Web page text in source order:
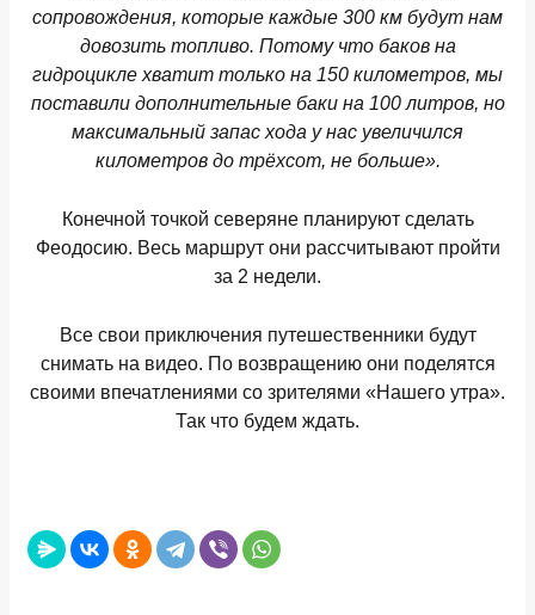
сопровождения, которые каждые 300 км будут нам
довозить топливо. Потому что баков на
гидроцикле хватит только на 150 километров, мы
поставили дополнительные баки на 100 литров, но
максимальный запас хода у нас увеличился
километров до трёхсот, не больше».
Конечной точкой северяне планируют сделать
Феодосию. Весь маршрут они рассчитывают пройти
за 2 недели.
Все свои приключения путешественники будут
снимать на видео. По возвращению они поделятся
своими впечатлениями со зрителями «Нашего утра».
Так что будем ждать.